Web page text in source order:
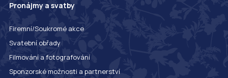
Pronájmy a svatby
Firemní/Soukromé akce
Svatební obřady
Filmování a fotografování
Sponzorské možnosti a partnerství